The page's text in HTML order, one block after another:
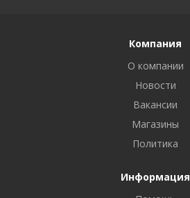
Компания
О компании
Новости
Вакансии
Магазины
Политика
Информация